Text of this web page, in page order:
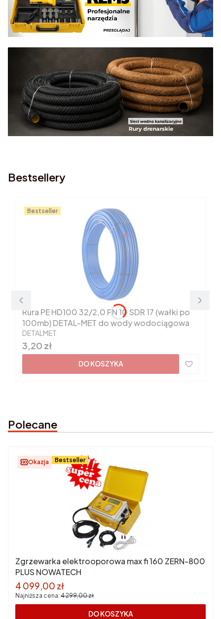
Bestsellery
Bestseller
Rura PE HD100 32/2,0 PN 10 SDR 17 (wałki po
100mb) DETAL-MET do wody wodociągowa
PRODUCENT
DETALMET
Cena
3,20 zł
DO KOSZYKA
Polecane
Okazja Bestseller
Zgrzewarka elektrooporowa max fi 160 ZERN-800
PLUS NOWATECH
Cena promocyjna
4 099,00 zł
Najniższa cena: 4 299,00 zł
DO KOSZYKA